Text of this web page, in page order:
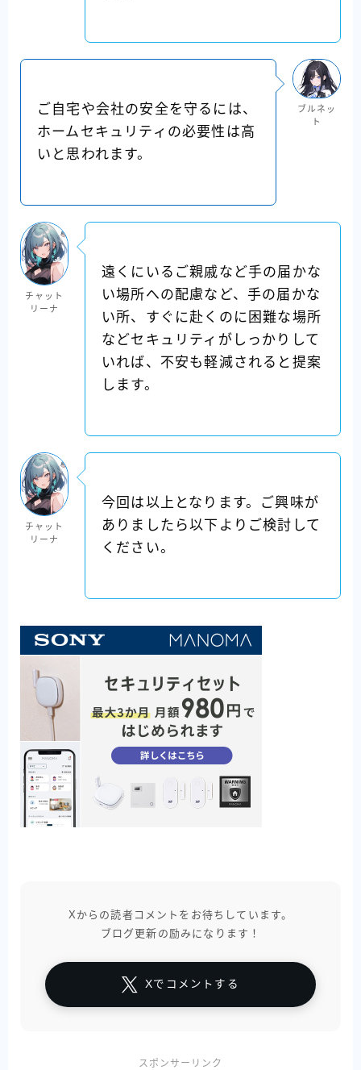
ご自宅や会社の安全を守るには、
ホームセキュリティの必要性は高
いと思われます。
ブルネッ
ト
チャット
リーナ
遠くにいるご親戚など手の届かな
い場所への配慮など、手の届かな
い所、すぐに赴くのに困難な場所
などセキュリティがしっかりして
いれば、不安も軽減されると提案
します。
チャット
リーナ
今回は以上となります。ご興味が
ありましたら以下よりご検討して
ください。
Xからの読者コメントをお待ちしています。
ブログ更新の励みになります！
Xでコメントする
スポンサーリンク